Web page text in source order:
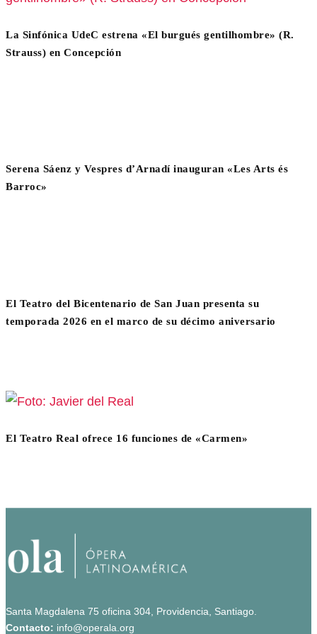
La Sinfónica UdeC estrena «El burgués gentilhombre» (R.
Strauss) en Concepción
Serena Sáenz y Vespres d’Arnadí inauguran «Les Arts és
Barroc»
El Teatro del Bicentenario de San Juan presenta su
temporada 2026 en el marco de su décimo aniversario
El Teatro Real ofrece 16 funciones de «Carmen»
Santa Magdalena 75 oficina 304, Providencia, Santiago.
Contacto: info@operala.org